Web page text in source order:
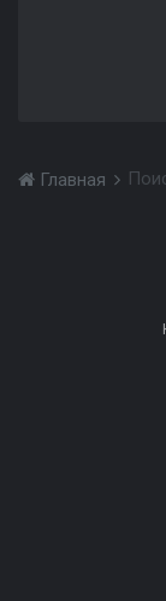
Главная